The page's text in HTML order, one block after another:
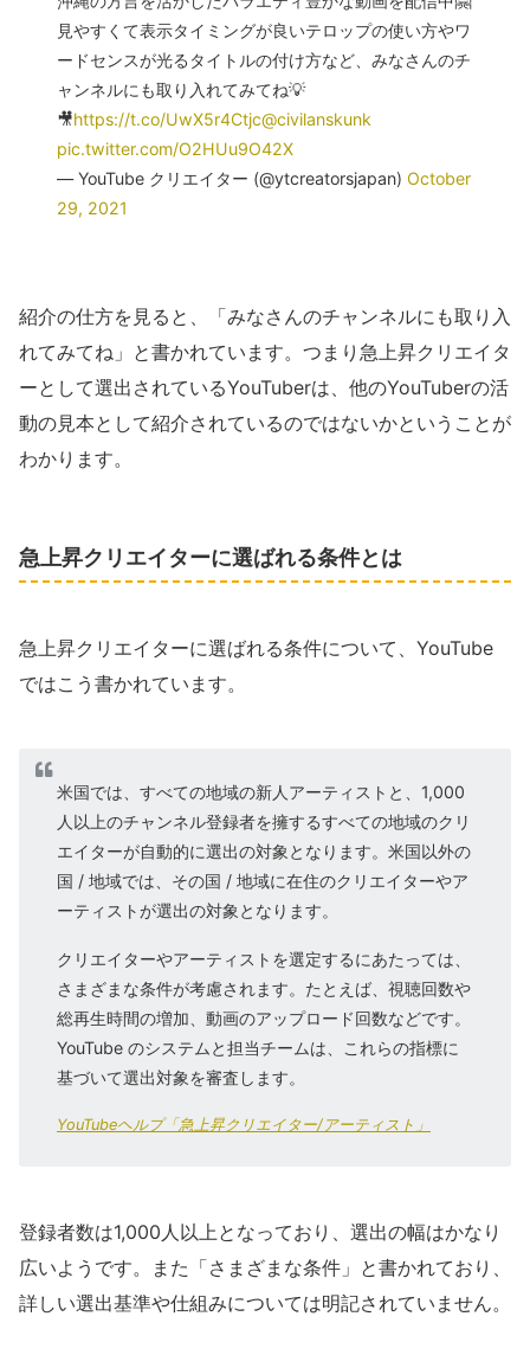
見やすくて表示タイミングが良いテロップの使い方やワ
ードセンスが光るタイトルの付け方など、みなさんのチ
ャンネルにも取り入れてみてね💡
🎥https://t.co/UwX5r4Ctjc@civilanskunk
pic.twitter.com/O2HUu9O42X
— YouTube クリエイター (@ytcreatorsjapan) October
29, 2021
紹介の仕方を見ると、「みなさんのチャンネルにも取り入
れてみてね」と書かれています。つまり急上昇クリエイタ
ーとして選出されているYouTuberは、他のYouTuberの活
動の見本として紹介されているのではないかということが
わかります。
急上昇クリエイターに選ばれる条件とは
急上昇クリエイターに選ばれる条件について、YouTube
ではこう書かれています。
米国では、すべての地域の新人アーティストと、1,000
人以上のチャンネル登録者を擁するすべての地域のクリ
エイターが自動的に選出の対象となります。米国以外の
国 / 地域では、その国 / 地域に在住のクリエイターやア
ーティストが選出の対象となります。
クリエイターやアーティストを選定するにあたっては、
さまざまな条件が考慮されます。たとえば、視聴回数や
総再生時間の増加、動画のアップロード回数などです。
YouTube のシステムと担当チームは、これらの指標に
基づいて選出対象を審査します。
YouTubeヘルプ「急上昇クリエイター/アーティスト」
登録者数は1,000人以上となっており、選出の幅はかなり
広いようです。また「さまざまな条件」と書かれており、
詳しい選出基準や仕組みについては明記されていません。